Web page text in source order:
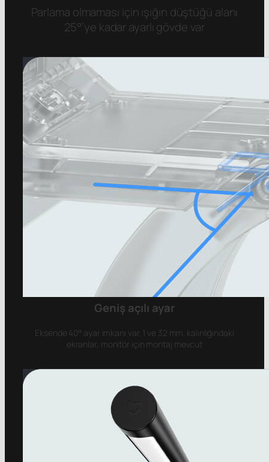
Parlama olmaması için ışığın düştüğü alanı
25°’ye kadar ayarlı gövde var
Geniş açılı ayar
Eksende 40° ayar imkanı var. 1 ve 32 mm. kalınlığındaki
ekranlar, monitör için montaj mevcut